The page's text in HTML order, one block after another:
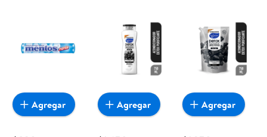
Agregar Agregar Agregar